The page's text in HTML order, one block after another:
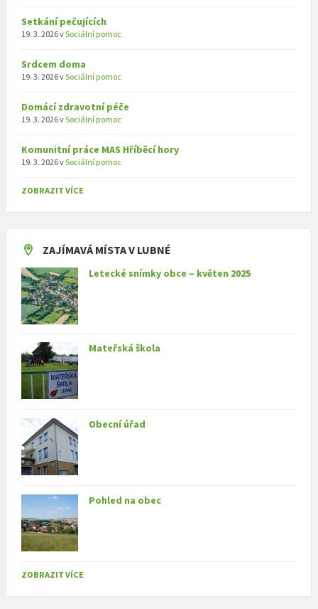
Setkání pečujících
19. 3. 2026vSociální pomoc
Srdcem doma
19. 3. 2026vSociální pomoc
Domácí zdravotní péče
19. 3. 2026vSociální pomoc
Komunitní práce MAS Hříběcí hory
19. 3. 2026vSociální pomoc
ZOBRAZIT VÍCE
ZAJÍMAVÁ MÍSTA V LUBNÉ
Letecké snímky obce – květen 2025
Mateřská škola
Obecní úřad
Pohled na obec
ZOBRAZIT VÍCE